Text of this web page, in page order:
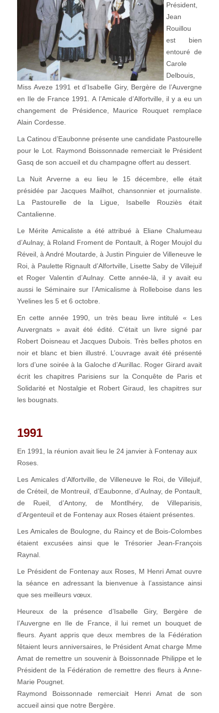
Président,
Jean
Rouillou
est bien
entouré de
Carole
Delbouis,
Miss Aveze 1991 et d’Isabelle Giry, Bergère de l’Auvergne
en Ile de France 1991. A l’Amicale d’Alfortville, il y a eu un
changement de Présidence, Maurice Rouquet remplace
Alain Cordesse.
La Catinou d’Eaubonne présente une candidate Pastourelle
pour le Lot. Raymond Boissonnade remerciait le Président
Gasq de son accueil et du champagne offert au dessert.
La Nuit Arverne a eu lieu le 15 décembre, elle était
présidée par Jacques Mailhot, chansonnier et journaliste.
La Pastourelle de la Ligue, Isabelle Rouziès était
Cantalienne.
Le Mérite Amicaliste a été attribué à Eliane Chalumeau
d’Aulnay, à Roland Froment de Pontault, à Roger Moujol du
Réveil, à André Moutarde, à Justin Pinguier de Villeneuve le
Roi, à Paulette Rignault d’Alfortville, Lisette Saby de Villejuif
et Roger Valentin d’Aulnay. Cette année-là, il y avait eu
aussi le Séminaire sur l’Amicalisme à Rolleboise dans les
Yvelines les 5 et 6 octobre.
En cette année 1990, un très beau livre intitulé « Les
Auvergnats » avait été édité. C’était un livre signé par
Robert Doisneau et Jacques Dubois. Très belles photos en
noir et blanc et bien illustré. L’ouvrage avait été présenté
lors d’une soirée à la Galoche d’Aurillac. Roger Girard avait
écrit les chapitres Parisiens sur la Conquête de Paris et
Solidarité et Nostalgie et Robert Giraud, les chapitres sur
les bougnats.
1991
En 1991, la réunion avait lieu le 24 janvier à Fontenay aux
Roses.
Les Amicales d’Alfortville, de Villeneuve le Roi, de Villejuif,
de Créteil, de Montreuil, d’Eaubonne, d’Aulnay, de Pontault,
de Rueil, d’Antony, de Montlhéry, de Villeparisis,
d’Argenteuil et de Fontenay aux Roses étaient présentes.
Les Amicales de Boulogne, du Raincy et de Bois-Colombes
étaient excusées ainsi que le Trésorier Jean-François
Raynal.
Le Président de Fontenay aux Roses, M Henri Amat ouvre
la séance en adressant la bienvenue à l’assistance ainsi
que ses meilleurs vœux.
Heureux de la présence d’Isabelle Giry, Bergère de
l’Auvergne en Ile de France, il lui remet un bouquet de
fleurs. Ayant appris que deux membres de la Fédération
fêtaient leurs anniversaires, le Président Amat charge Mme
Amat de remettre un souvenir à Boissonnade Philippe et le
Président de la Fédération de remettre des fleurs à Anne-
Marie Pougnet.
Raymond Boissonnade remerciait Henri Amat de son
accueil ainsi que notre Bergère.